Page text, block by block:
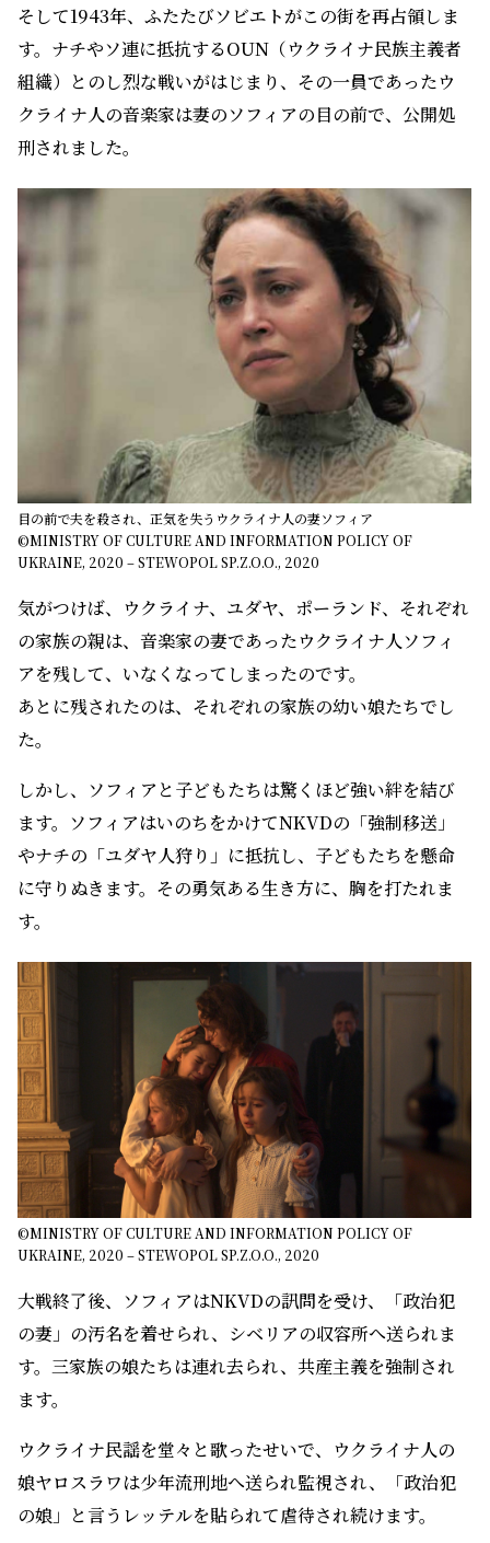
そして1943年、ふたたびソビエトがこの街を再占領しま
す。ナチやソ連に抵抗するOUN（ウクライナ民族主義者
組織）とのし烈な戦いがはじまり、その一員であったウ
クライナ人の音楽家は妻のソフィアの目の前で、公開処
刑されました。
目の前で夫を殺され、正気を失うウクライナ人の妻ソフィア
©MINISTRY OF CULTURE AND INFORMATION POLICY OF
UKRAINE, 2020 – STEWOPOL SP.Z.O.O., 2020
気がつけば、ウクライナ、ユダヤ、ポーランド、それぞれ
の家族の親は、音楽家の妻であったウクライナ人ソフィ
アを残して、いなくなってしまったのです。
あとに残されたのは、それぞれの家族の幼い娘たちでし
た。
しかし、ソフィアと子どもたちは驚くほど強い絆を結び
ます。ソフィアはいのちをかけてNKVDの「強制移送」
やナチの「ユダヤ人狩り」に抵抗し、子どもたちを懸命
に守りぬきます。その勇気ある生き方に、胸を打たれま
す。
©MINISTRY OF CULTURE AND INFORMATION POLICY OF
UKRAINE, 2020 – STEWOPOL SP.Z.O.O., 2020
大戦終了後、ソフィアはNKVDの訊問を受け、「政治犯
の妻」の汚名を着せられ、シベリアの収容所へ送られま
す。三家族の娘たちは連れ去られ、共産主義を強制され
ます。
ウクライナ民謡を堂々と歌ったせいで、ウクライナ人の
娘ヤロスラワは少年流刑地へ送られ監視され、「政治犯
の娘」と言うレッテルを貼られて虐待され続けます。